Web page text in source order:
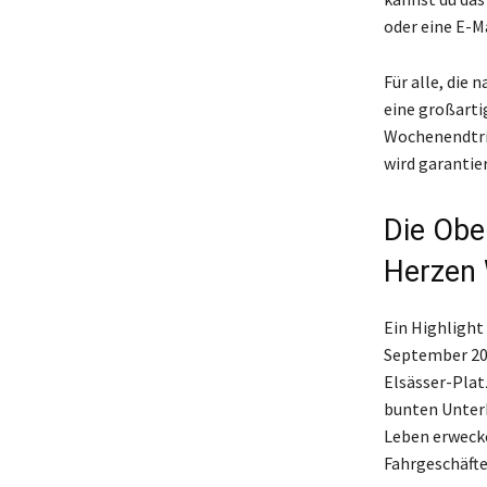
oder eine E-
Für alle, die
eine
wird
Die
Herzen
Ein Highlight
September
Elsässer-
bunten
Leben